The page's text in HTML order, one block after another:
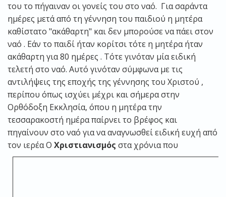
του το πήγαιναν οι γονείς του στο ναό. Για σαράντα
ημέρες μετά από τη γέννηση του παιδιού η μητέρα
καθίστατο "ακάθαρτη" και δεν μπορούσε να πάει στον
ναό . Εάν το παιδί ήταν κορίτσι τότε η μητέρα ήταν
ακάθαρτη για 80 ημέρες . Τότε γινόταν μία ειδική
τελετή στο ναό. Αυτό γινόταν σύμφωνα με τις
αντιλήψεις της εποχής της γέννησης του Χριστού ,
περίπου όπως ισχύει μέχρι και σήμερα στην
Ορθόδοξη Εκκλησία, όπου η μητέρα την
τεσσαρακοστή ημέρα παίρνει το βρέφος και
πηγαίνουν στο ναό για να αναγνωσθεί ειδική ευχή από
τον ιερέαΟ Χριστιανισμός στα χρόνια που